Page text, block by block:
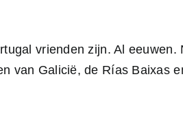
vrienden zijn. Al eeuwen.
van Galicië, de Rías Baixas